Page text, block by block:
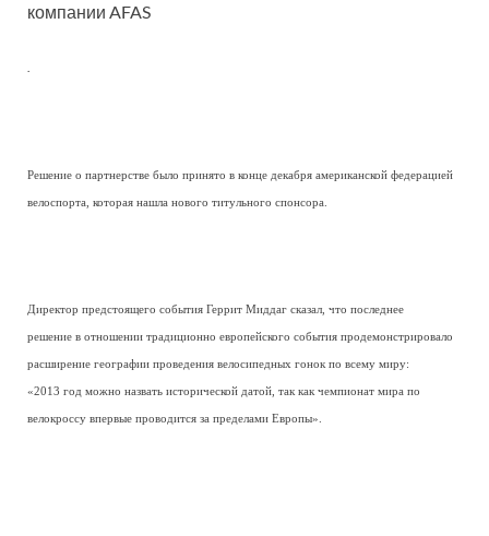
компании AFAS
Решение о партнерстве было принято в конце декабря американской федерацией
велоспорта, которая нашла нового титульного спонсора.
Директор предстоящего события Геррит Миддаг сказал, что последнее
решение в отношении традиционно европейского события продемонстрировало
расширение географии проведения велосипедных гонок по всему миру:
«2013 год можно назвать исторической датой, так как чемпионат мира по
велокроссу впервые проводится за пределами Европы».